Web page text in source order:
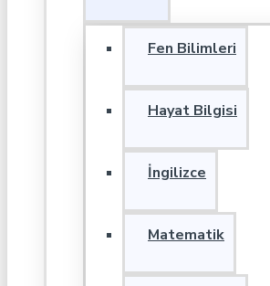
Fen Bilimleri
Hayat Bilgisi
İngilizce
Matematik